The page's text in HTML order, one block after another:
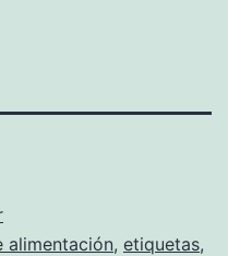
alimentación, etiquetas,